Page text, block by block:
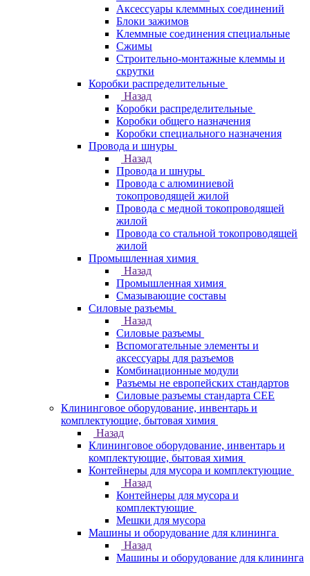
Аксессуары клеммных соединений
Блоки зажимов
Клеммные соединения специальные
Сжимы
Строительно-монтажные клеммы и
скрутки
Коробки распределительные
Назад
Коробки распределительные
Коробки общего назначения
Коробки специального назначения
Провода и шнуры
Назад
Провода и шнуры
Провода с алюминиевой
токопроводящей жилой
Провода с медной токопроводящей
жилой
Провода со стальной токопроводящей
жилой
Промышленная химия
Назад
Промышленная химия
Смазывающие составы
Силовые разъемы
Назад
Силовые разъемы
Вспомогательные элементы и
аксессуары для разъемов
Комбинационные модули
Разъемы не европейских стандартов
Силовые разъемы стандарта CEE
Клининговое оборудование, инвентарь и
комплектующие, бытовая химия
Назад
Клининговое оборудование, инвентарь и
комплектующие, бытовая химия
Контейнеры для мусора и комплектующие
Назад
Контейнеры для мусора и
комплектующие
Мешки для мусора
Машины и оборудование для клининга
Назад
Машины и оборудование для клининга